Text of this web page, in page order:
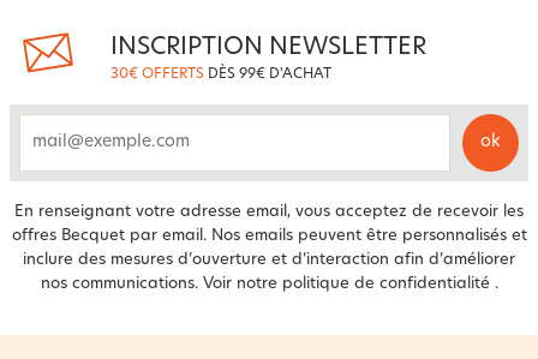
INSCRIPTION NEWSLETTER
30€ OFFERTS DÈS 99€ D'ACHAT
ok
En renseignant votre adresse email, vous acceptez de recevoir les
offres Becquet par email. Nos emails peuvent être personnalisés et
inclure des mesures d’ouverture et d’interaction afin d’améliorer
nos communications. Voir notre politique de confidentialité .